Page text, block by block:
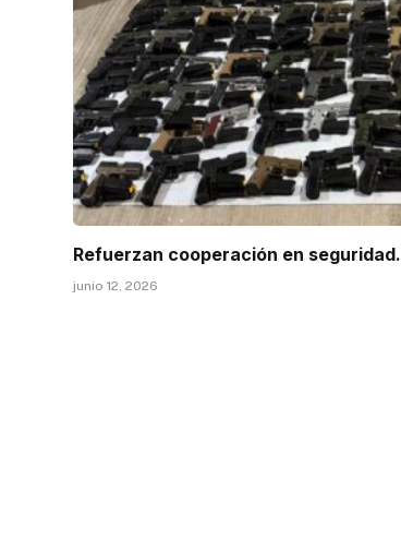
Refuerzan cooperación en seguridad.
junio 12, 2026